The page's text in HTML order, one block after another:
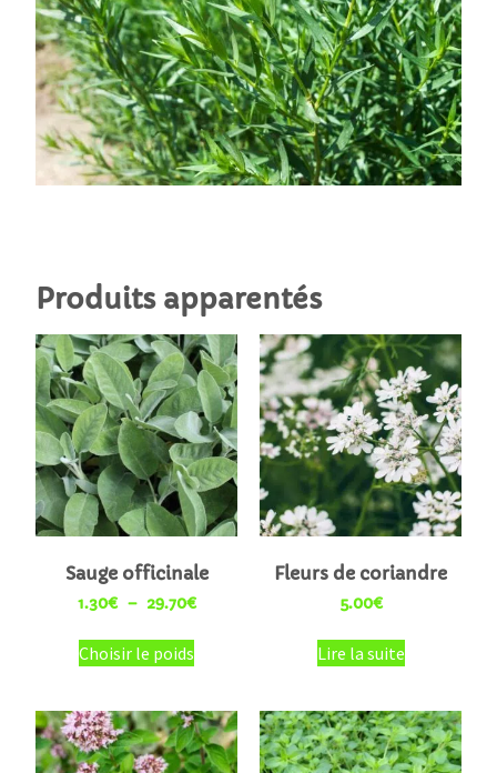
Produits apparentés
Sauge officinale
1.30€ – 29.70€
Choisir le poids
Fleurs de coriandre
5.00€
Lire la suite